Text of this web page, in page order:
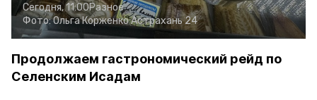
Сегодня, 11:00Разное
Фото:Ольга КорженкоАстрахань 24
Продолжаем гастрономический рейд по
Селенским Исадам